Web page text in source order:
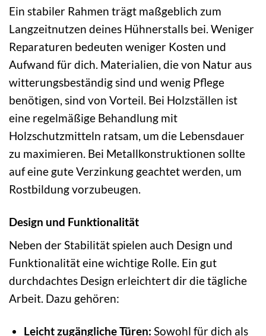
Ein stabiler Rahmen trägt maßgeblich zum
Langzeitnutzen deines Hühnerstalls bei. Weniger
Reparaturen bedeuten weniger Kosten und
Aufwand für dich. Materialien, die von Natur aus
witterungsbeständig sind und wenig Pflege
benötigen, sind von Vorteil. Bei Holzställen ist
eine regelmäßige Behandlung mit
Holzschutzmitteln ratsam, um die Lebensdauer
zu maximieren. Bei Metallkonstruktionen sollte
auf eine gute Verzinkung geachtet werden, um
Rostbildung vorzubeugen.
Design und Funktionalität
Neben der Stabilität spielen auch Design und
Funktionalität eine wichtige Rolle. Ein gut
durchdachtes Design erleichtert dir die tägliche
Arbeit. Dazu gehören:
Leicht zugängliche Türen: Sowohl für dich als